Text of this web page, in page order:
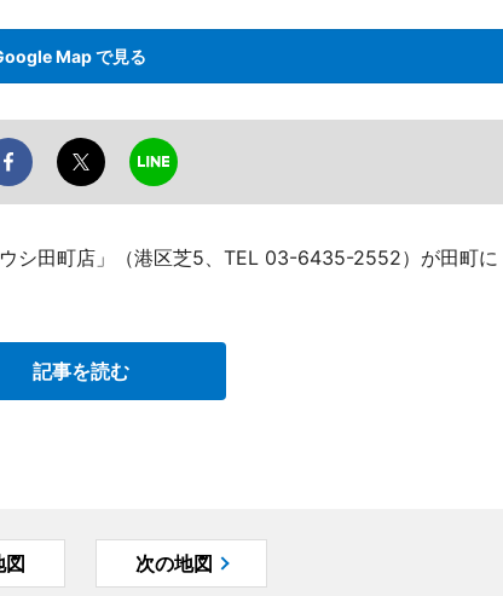
Map で見る
シ田町店」（港区芝5、TEL 03-6435-2552）が田町に
記事を読む
図 次の地図